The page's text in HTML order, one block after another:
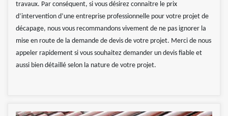
travaux. Par conséquent, si vous désirez connaitre le prix
d’intervention d’une entreprise professionnelle pour votre projet de
décapage, nous vous recommandons vivement de ne pas ignorer la
mise en route de la demande de devis de votre projet. Merci de nous
appeler rapidement si vous souhaitez demander un devis fiable et
aussi bien détaillé selon la nature de votre projet.